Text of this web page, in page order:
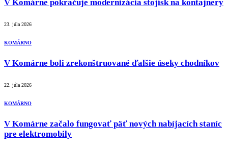
V Komárne pokračuje modernizácia stojísk na kontajnery
23. júla 2026
KOMÁRNO
V Komárne boli zrekonštruované ďalšie úseky chodníkov
22. júla 2026
KOMÁRNO
V Komárne začalo fungovať päť nových nabíjacích staníc
pre elektromobily